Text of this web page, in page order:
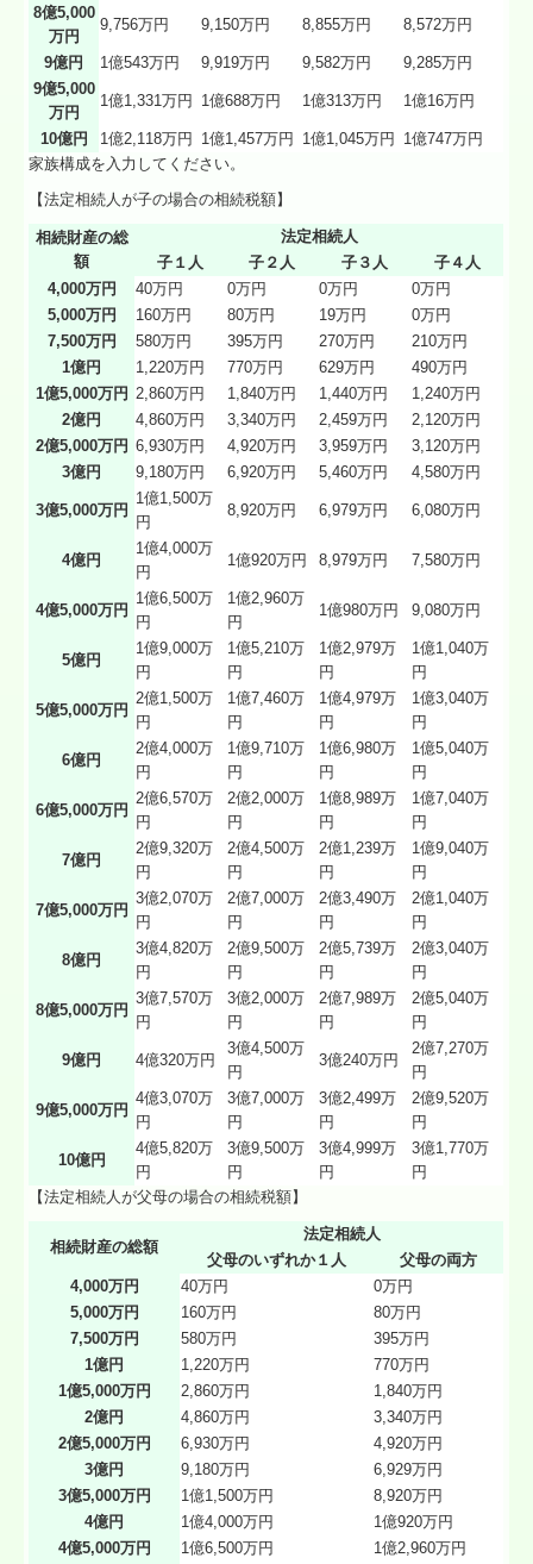
8億5,000
万円
9,756万円 9,150万円 8,855万円 8,572万円
9億円 1億543万円 9,919万円 9,582万円
9,285万円
9億5,000
万円
1億1,331万円 1億688万円 1億313万円 1億16万円
10億円 1億2,118万円 1億1,457万円 1億1,045万円
1億747万円
家族構成を入力してください。
【法定相続人が子の場合の相続税額】
相続財産の総
額
法定相続人
子１人
子２人 子３人
子４人
4,000万円
40万円 0万円 0万円
0万円
5,000万円
160万円 80万円 19万円
0万円
7,500万円
580万円 395万円 270万円
210万円
1億円
1,220万円 770万円 629万円
490万円
1億5,000万円 2,860万円 1,840万円 1,440万円
1,240万円
2億円
4,860万円 3,340万円 2,459万円
2,120万円
2億5,000万円 6,930万円 4,920万円 3,959万円
3,120万円
3億円
9,180万円 6,920万円 5,460万円 4,580万円
3億5,000万円
1億1,500万
円
8,920万円 6,979万円 6,080万円
4億円
1億4,000万
円
1億920万円 8,979万円 7,580万円
4億5,000万円
1億6,500万
円
1億2,960万
円
1億980万円 9,080万円
5億円
1億9,000万
円
1億5,210万
円
1億2,979万
円
1億1,040万
円
5億5,000万円
2億1,500万
円
1億7,460万
円
1億4,979万
円
1億3,040万
円
6億円
2億4,000万
円
1億9,710万
円
1億6,980万
円
1億5,040万
円
6億5,000万円
2億6,570万
円
2億2,000万
円
1億8,989万
円
1億7,040万
円
7億円
2億9,320万
円
2億4,500万
円
2億1,239万
円
1億9,040万
円
7億5,000万円
3億2,070万
円
2億7,000万
円
2億3,490万
円
2億1,040万
円
8億円
3億4,820万
円
2億9,500万
円
2億5,739万
円
2億3,040万
円
8億5,000万円
3億7,570万
円
3億2,000万
円
2億7,989万
円
2億5,040万
円
9億円 4億320万円
3億4,500万
円
3億240万円
2億7,270万
円
9億5,000万円
4億3,070万
円
3億7,000万
円
3億2,499万
円
2億9,520万
円
10億円
4億5,820万
円
3億9,500万
円
3億4,999万
円
3億1,770万
円
【法定相続人が父母の場合の相続税額】
相続財産の総額
法定相続人
父母のいずれか１人
父母の両方
4,000万円
40万円
0万円
5,000万円
160万円
80万円
7,500万円
580万円
395万円
1億円
1,220万円
770万円
1億5,000万円
2,860万円
1,840万円
2億円
4,860万円
3,340万円
2億5,000万円
6,930万円
4,920万円
3億円
9,180万円
6,929万円
3億5,000万円
1億1,500万円
8,920万円
4億円
1億4,000万円
1億920万円
4億5,000万円
1億6,500万円
1億2,960万円